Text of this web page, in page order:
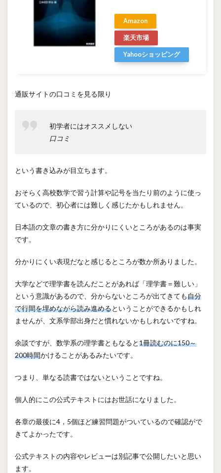
Amazon
楽天市場
Yahooショッピング
通販サイトの口コミを見る限り
初学者にはオススメしない
口コミ
という書き込みが目立ちます。
おそらく高校数学で習う計算や記号を当たり前のように使っ
ているので、初心者には難しく感じたかもしれません。
日本語の文章の書き方に分かりにくいところがあるのは事実
です。
分かりにくい表現だなと感じるところが数か所ありました。
大学などで理学書を読んだことがあれば「理学書＝難しい」
という意識があるので、分からないところが出てきても自分
で行間を埋めながら読み進めるということができるかもしれ
ませんが、文系学部出身だと慣れないかもしれないですね。
余談ですが、数学系の理学書ともなると1冊読むのに150～
200時間かけることがあるみたいです。
つまり、単なる読書ではないということですね。
個人的にこの公式テキストにはお世話になりました。
各章の最後に4，5個ほど練習問題がついているので確認がで
きてよかったです。
公式テキストの内容やレビューは別記事で公開したいと思い
ます。